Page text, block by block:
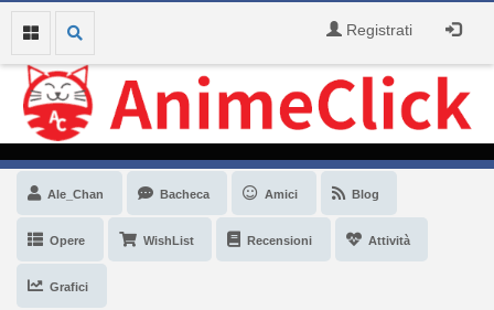
Registrati
Ale_Chan Bacheca Amici Blog
Opere WishList Recensioni Attività
Grafici